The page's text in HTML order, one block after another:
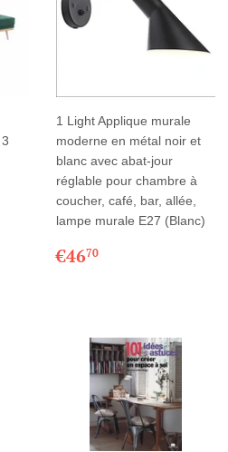
1 Light Applique murale
moderne en métal noir et
blanc avec abat-jour
réglable pour chambre à
coucher, café, bar, allée,
lampe murale E27 (Blanc)
PRIX
€4670